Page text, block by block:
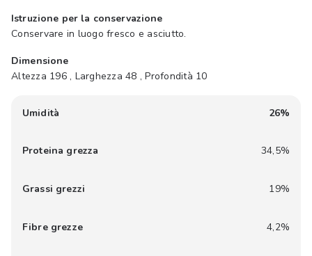
Istruzione per la conservazione
Conservare in luogo fresco e asciutto.
Dimensione
Altezza 196 , Larghezza 48 , Profondità 10
Umidità 26%
Proteina grezza 34,5%
Grassi grezzi 19%
Fibre grezze 4,2%